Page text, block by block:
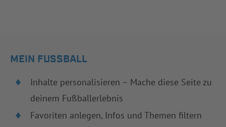
MEIN FUSSBALL
Inhalte personalisieren – Mache diese Seite zu
deinem Fußballerlebnis
Favoriten anlegen, Infos und Themen filtern